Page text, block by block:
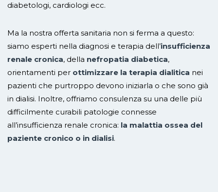
diabetologi, cardiologi ecc.
Ma la nostra offerta sanitaria non si ferma a questo:
siamo esperti nella diagnosi e terapia dell’insufficienza
renale cronica, della nefropatia diabetica,
orientamenti per ottimizzare la terapia dialitica nei
pazienti che purtroppo devono iniziarla o che sono già
in dialisi. Inoltre, offriamo consulenza su una delle più
difficilmente curabili patologie connesse
all’insufficienza renale cronica: la malattia ossea del
paziente cronico o in dialisi.